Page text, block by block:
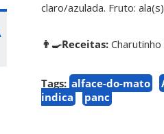
claro/azulada. Fruto:
👨‍🍳Receitas: Charutinho
Tags: alface-do-mato
indica
panc